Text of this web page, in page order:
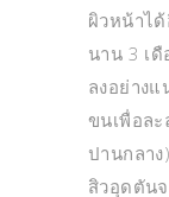
ผิวหน้าไ
นาน 3 เ
ลงอย่าง
ขนเพื่อล
ปานกลาง
สิวอุดตัน